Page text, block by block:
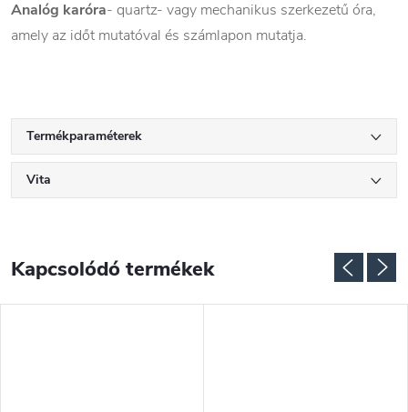
Analóg karóra- quartz- vagy mechanikus szerkezetű óra,
amely az időt mutatóval és számlapon mutatja.
Termékparaméterek
Vita
Kapcsolódó termékek